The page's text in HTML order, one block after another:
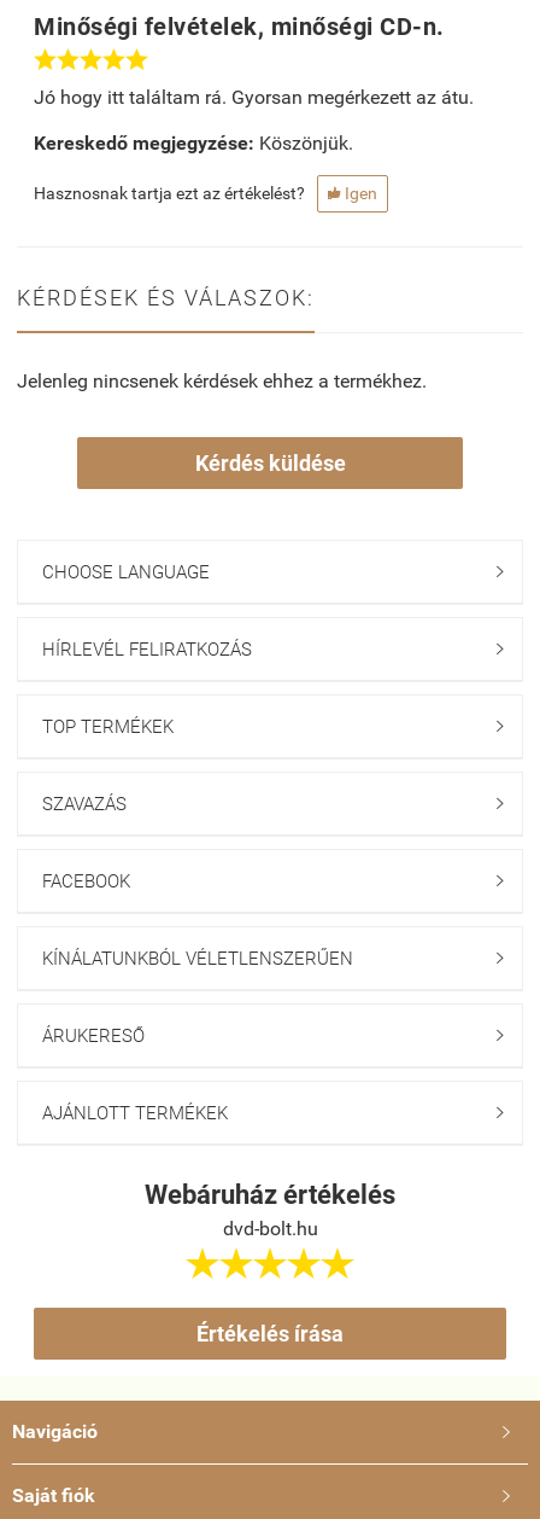
Minőségi felvételek, minőségi CD-n.

Jó hogy itt találtam rá. Gyorsan megérkezett az átu.
Kereskedő megjegyzése: Köszönjük.
Hasznosnak tartja ezt az értékelést?  Igen
KÉRDÉSEK ÉS VÁLASZOK:
Jelenleg nincsenek kérdések ehhez a termékhez.
Kérdés küldése
CHOOSE LANGUAGE 
HÍRLEVÉL FELIRATKOZÁS 
TOP TERMÉKEK 
SZAVAZÁS 
FACEBOOK 
KÍNÁLATUNKBÓL VÉLETLENSZERŰEN 
ÁRUKERESŐ 
AJÁNLOTT TERMÉKEK 
Webáruház értékelés
dvd-bolt.hu

Értékelés írása
Navigáció 
Saját fiók 